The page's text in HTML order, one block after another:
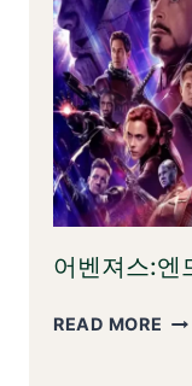
어벤져스:엔
READ MORE 어